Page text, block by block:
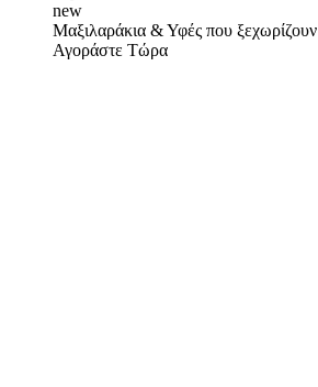
new
Μαξιλαράκια & Υφές που ξεχωρίζουν
Αγοράστε Τώρα